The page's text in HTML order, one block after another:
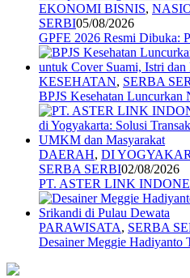
EKONOMI BISNIS,
SERBI05/08/2026
GPFE 2026 Resmi Dibuka:
KESEHATAN, SERBA
BPJS Kesehatan
DAERAH, DI
SERBA SERBI02/08/2026
PT. ASTER LINK
PARAWISATA, SERBA
Desainer Meggie